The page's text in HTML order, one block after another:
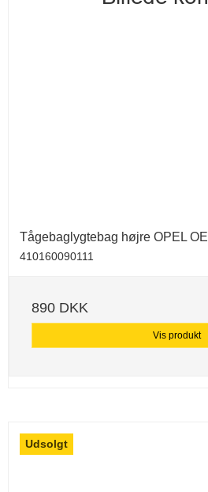
Tågebaglygtebag højre OPEL OE
410160090111
890 DKK
Vis produkt
Udsolgt